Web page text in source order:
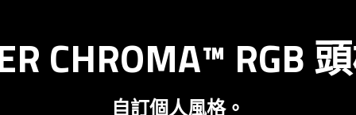
CHROMA™ RGB
自訂個人風格。